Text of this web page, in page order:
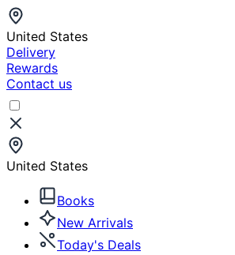
United States
Delivery
Rewards
Contact us
United States
Books
New Arrivals
Today's Deals